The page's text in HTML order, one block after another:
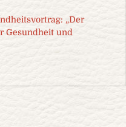
„Der
Gesundheit und